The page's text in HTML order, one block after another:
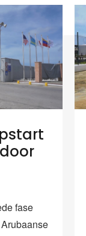
fase